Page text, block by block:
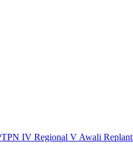
V Awali Replanting di